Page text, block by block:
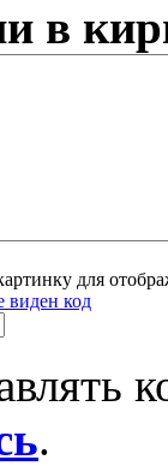
в
виден код
.